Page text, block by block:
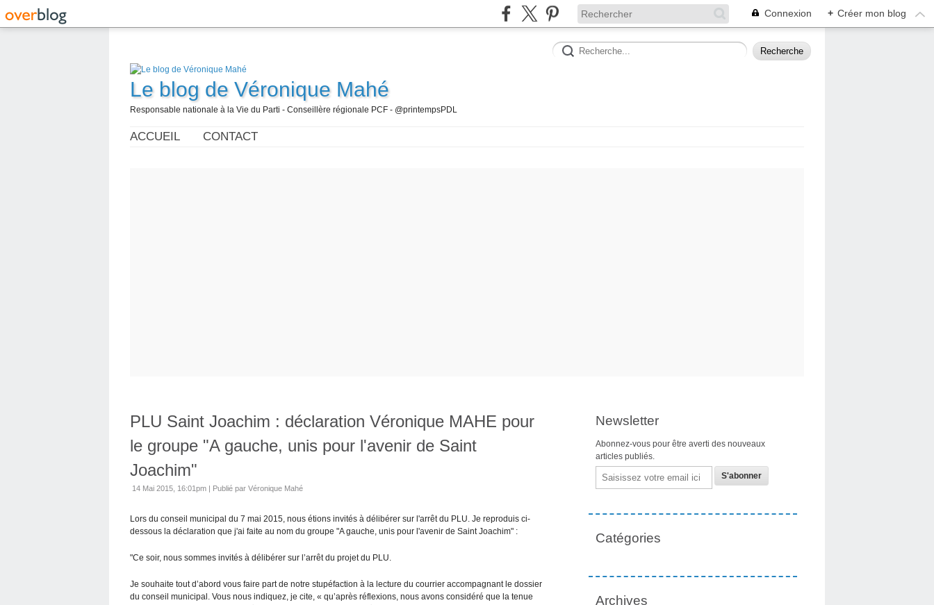
Connexion + Créer mon blog
Le blog de Véronique Mahé
Responsable nationale à la Vie du Parti - Conseillère régionale PCF - @printempsPDL
ACCUEIL CONTACT
PLU Saint Joachim : déclaration Véronique MAHE pour
le groupe "A gauche, unis pour l'avenir de Saint
Joachim"
14 Mai 2015, 16:01pm | Publié par Véronique Mahé
Lors du conseil municipal du 7 mai 2015, nous étions invités à délibérer sur l'arrêt du PLU. Je reproduis ci-
dessous la déclaration que j'ai faite au nom du groupe "A gauche, unis pour l'avenir de Saint Joachim" :
"Ce soir, nous sommes invités à délibérer sur l’arrêt du projet du PLU.
Je souhaite tout d’abord vous faire part de notre stupéfaction à la lecture du courrier accompagnant le dossier
du conseil municipal. Vous nous indiquez, je cite, « qu’après réflexions, nous avons considéré que la tenue
Newsletter
Abonnez-vous pour être averti des nouveaux
articles publiés.
Email
Catégories
Archives